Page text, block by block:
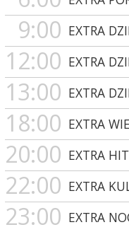
9:00 EXTRA
12:00 EXTRA
13:00 EXTRA
18:00 EXTRA
20:00 EXTRA
22:00 EXTRA
23:00 EXTRA